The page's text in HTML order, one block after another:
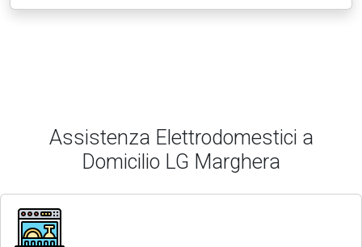
Assistenza Elettrodomestici a
Domicilio LG Marghera